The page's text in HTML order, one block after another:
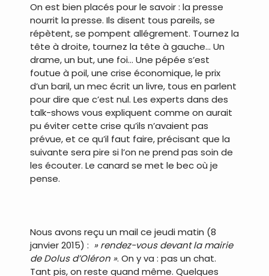
On est bien placés pour le savoir : la presse
nourrit la presse. Ils disent tous pareils, se
répètent, se pompent allégrement. Tournez la
tête à droite, tournez la tête à gauche… Un
drame, un but, une foi… Une pépée s’est
foutue à poil, une crise économique, le prix
d’un baril, un mec écrit un livre, tous en parlent
pour dire que c’est nul. Les experts dans des
talk-shows vous expliquent comme on aurait
pu éviter cette crise qu’ils n’avaient pas
prévue, et ce qu’il faut faire, précisant que la
suivante sera pire si l’on ne prend pas soin de
les écouter. Le canard se met le bec où je
pense.
Nous avons reçu un mail ce jeudi matin (8
janvier 2015) : » rendez-vous devant la mairie
de Dolus d’Oléron ». On y va : pas un chat.
Tant pis, on reste quand même. Quelques